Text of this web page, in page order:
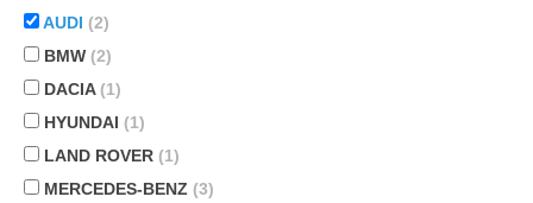
AUDI (2)
BMW (2)
DACIA (1)
HYUNDAI (1)
LAND ROVER (1)
MERCEDES-BENZ (3)